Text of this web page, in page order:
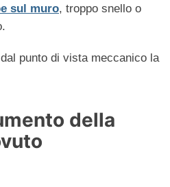
sul muro, troppo snello o
punto di vista meccanico la
della